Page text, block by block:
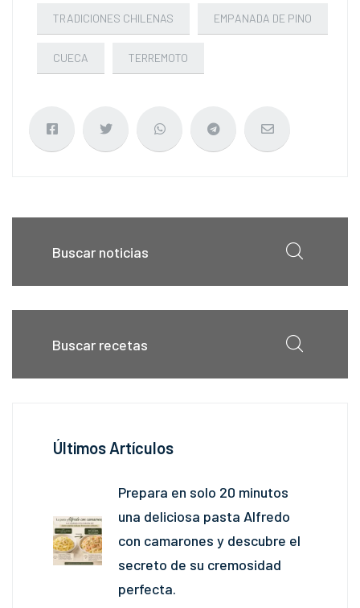
TRADICIONES CHILENAS EMPANADA DE PINO
CUECA TERREMOTO
Últimos Artículos
Prepara en solo 20 minutos
una deliciosa pasta Alfredo
con camarones y descubre el
secreto de su cremosidad
perfecta.